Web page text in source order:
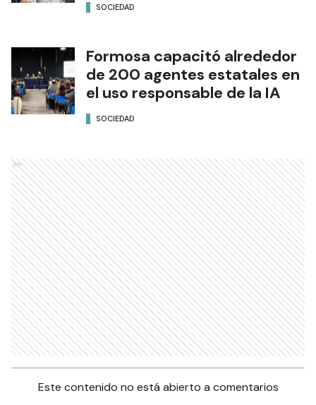
SOCIEDAD
Formosa capacitó alrededor
de 200 agentes estatales en
el uso responsable de la IA
SOCIEDAD
Ads
Este contenido no está abierto a comentarios